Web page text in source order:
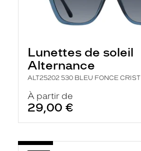
Lunettes de soleil
Alternance
ALT25202 530 BLEU FONCE CRIST
À partir de
29,00 €